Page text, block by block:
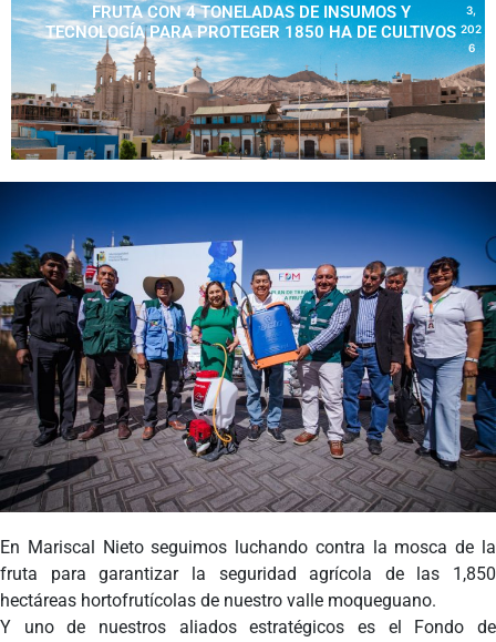
Transparencia
Seguridad
Programas
FRUTA CON 4 TONELADAS DE INSUMOS Y
TECNOLOGÍA PARA PROTEGER 1850 HA DE CULTIVOS
3,
202
6
En Mariscal Nieto seguimos luchando contra la mosca de la
fruta para garantizar la seguridad agrícola de las 1,850
hectáreas hortofrutícolas de nuestro valle moqueguano.
Y uno de nuestros aliados estratégicos es el Fondo de